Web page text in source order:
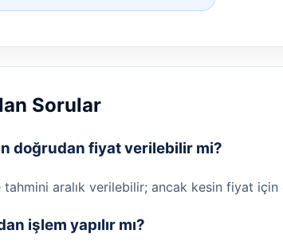
Sorular
doğrudan fiyat verilebilir mi?
aralık verilebilir; ancak kesin fiyat
işlem yapılır mı?